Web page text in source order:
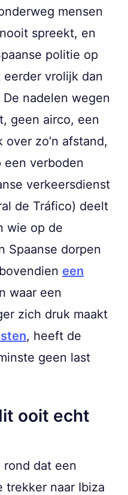
mensen
spreekt, en
politie op
vrolijk dan
nadelen wegen
geen airco, een
zo’n afstand,
een verboden
verkeersdienst
de Tráfico) deelt
wie op de
Spaanse dorpen
een
waar een
zich druk maakt
, heeft de
geen last
ooit echt
rond dat een
trekker naar Ibiza